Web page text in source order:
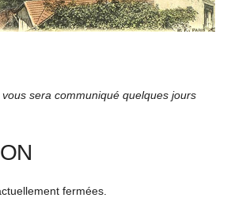
sera communiqué quelques jours
fermées.